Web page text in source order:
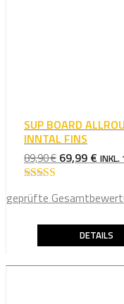
SUP BOARD
INNTAL FINS
89,90€
89,90 €
69,99 € INKL.
4.75von 5
geprüfte
DETAILS